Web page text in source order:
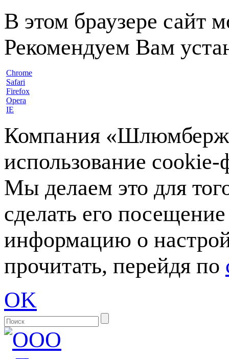
В этом браузере сайт
Рекомендуем Вам
Chrome
Safari
Firefox
Opera
IE
Компания
использование
Мы делаем это для
сделать его
информацию о
прочитать, перейдя по
OK